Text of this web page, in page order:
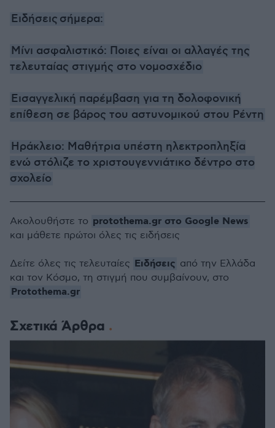
Ειδήσεις σήμερα:
Mίνι ασφαλιστικό: Ποιες είναι οι αλλαγές της
τελευταίας στιγμής στο νομοσχέδιο
Εισαγγελική παρέμβαση για τη δολοφονική
επίθεση σε βάρος του αστυνομικού στου Ρέντη
Ηράκλειο: Μαθήτρια υπέστη ηλεκτροπληξία
ενώ στόλιζε το χριστουγεννιάτικο δέντρο στο
σχολείο
Σχετικά Άρθρα
Ακολουθήστε το protothema.gr στο Google News
και μάθετε πρώτοι όλες τις ειδήσεις
Δείτε όλες τις τελευταίες Ειδήσεις από την Ελλάδα
και τον Κόσμο, τη στιγμή που συμβαίνουν, στο
Protothema.gr